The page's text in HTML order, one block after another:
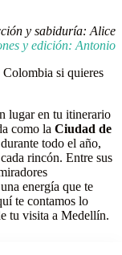
y sabiduría: Alice
y edición: Antonio
Colombia si quieres
lugar en tu itinerario
como la Ciudad de
todo el año,
rincón. Entre sus
energía que te
te contamos lo
tu visita a Medellín.